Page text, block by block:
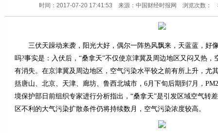
时间：2017-07-20 17:41:53 来源：中国财经时报网 浏览次数：
三伏天躁动来袭，阳光大好，偶尔一阵热风飘来，天蓝蓝，好
吗?事实是：入伏后，“桑拿天”不仅使京津冀及周边地区又闷又热
有消失。在京津冀及周边地区，空气污染水平较之前有所上升，尤
括唐山、北京、天津、廊坊、鲁西北城市，6月下旬后期到7月，
境保护部日前组织专家进行分析指出，“桑拿天”是引发区域空气转
区不利的大气污染扩散条件仍将持续数月，空气污染浓度较高。